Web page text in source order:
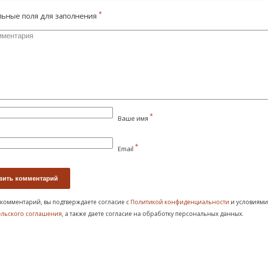
поля для заполнения *
Ваше имя *
Email *
вы подтверждаете согласие с Политикой конфиденциальности и условиями
соглашения, а также даете согласие на обработку персональных данных.